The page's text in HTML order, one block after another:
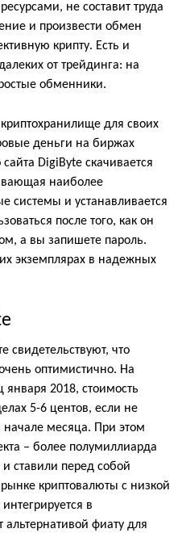
не составит труда
и произвести обмен
крипту. Есть и
от трейдинга: на
обменники.
для своих
деньги на биржах
DigiByte скачивается
наиболее
системы и устанавливается
после того, как он
а вы запишете пароль.
экземплярах в надежных
свидетельствуют, что
оптимистично. На
января 2018, стоимость
5-6 центов, если не
начале месяца. При этом
– более полумиллиарда
ставили перед собой
криптовалюты с низкой
в
альтернативой фиату для